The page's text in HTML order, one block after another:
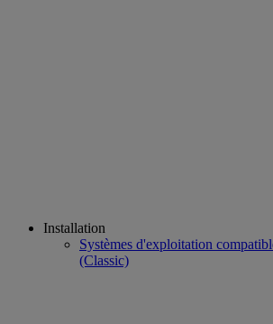
Installation
Systèmes d'exploitation
(Classic)